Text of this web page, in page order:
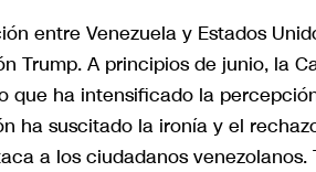
entre Venezuela y Estados
Trump. A principios de junio, la
que ha intensificado la
ha suscitado la ironía y el
a los ciudadanos